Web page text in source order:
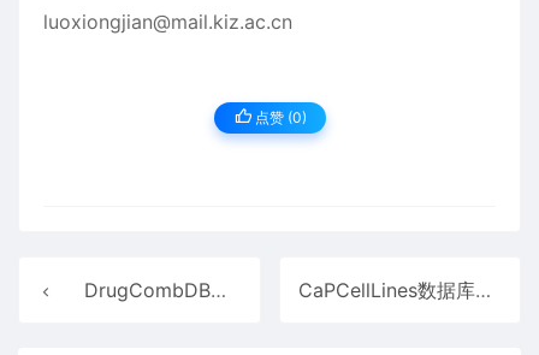
luoxiongjian@mail.kiz.ac.cn
点赞 (0)
DrugCombDB数据库介绍 CaPCellLines数据库介绍